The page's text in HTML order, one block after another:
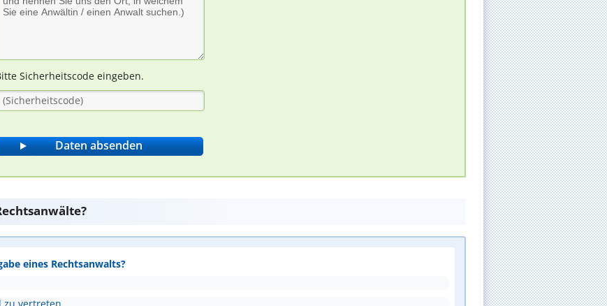
Sicherheitscode eingeben.
eines Rechtsanwalts?